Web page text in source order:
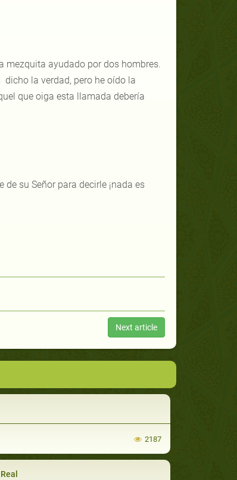
mezquita ayudado por dos hombres.
dicho la verdad, pero he oído la
que oiga esta llamada debería
su Señor para decirle ¡nada es
Next article
2187